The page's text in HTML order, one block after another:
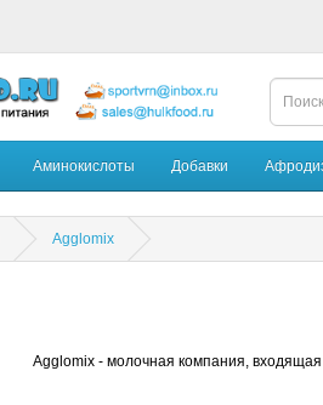
Аминокислоты Добавки
Agglomix
Agglomix - молочная компания,